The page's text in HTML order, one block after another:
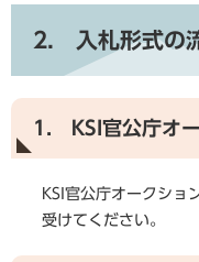
2. 入札形式の
1. KSI官公庁オ
KSI官公庁オークショ
受けてください。